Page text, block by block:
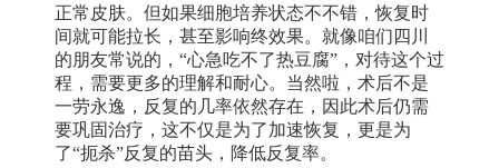
正常皮肤。但如果细胞培养状态不不错，恢复时
间就可能拉长，甚至影响终效果。就像咱们四川
的朋友常说的，“心急吃不了热豆腐”，对待这个过
程，需要更多的理解和耐心。当然啦，术后不是
一劳永逸，反复的几率依然存在，因此术后仍需
要巩固治疗，这不仅是为了加速恢复，更是为
了“扼杀”反复的苗头，降低反复率。